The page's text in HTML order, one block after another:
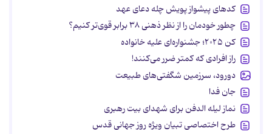
کدهای پیشواز پویش چله دعای عهد
چطور خودمان را از نظر ذهنی ۳۸ برابر قوی‌تر کنیم؟
کن ۲۰۲۵؛ جشنواره‌ای علیه خانواده
راز افرادی که کمتر ضرر می‌کنند!
دورود، سرزمین شگفتی‌های طبیعت
جان فدا
نماز لیله الدفن برای شهدای بیت رهبری
طرح اختصاصی تبیان ویژه روز جهانی قدس